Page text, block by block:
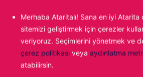
Merhaba Ataritalı! Sana en iyi
sitemizi geliştirmek için çerezler
veriyoruz. Seçimlerini yönetmek ve
çerez politikası veya aydınlatma
atabilirsin.
aishowplayerinfluences
aishowstats
aishowsurvivalstats